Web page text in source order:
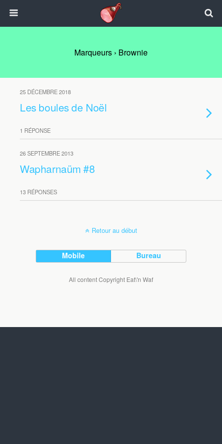
Marqueurs › Brownie
25 DÉCEMBRE 2018
Les boules de Noël
1 RÉPONSE
26 SEPTEMBRE 2013
Wapharnaüm #8
13 RÉPONSES
Retour au début
Mobile Bureau
All content Copyright Eat\'n Waf